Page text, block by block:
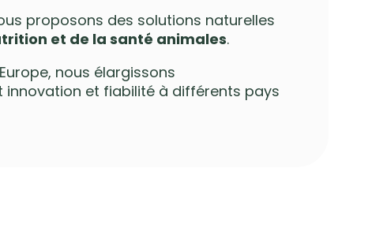
proposons des solutions naturelles
et de la santé animales.
nous élargissons
et fiabilité à différents pays